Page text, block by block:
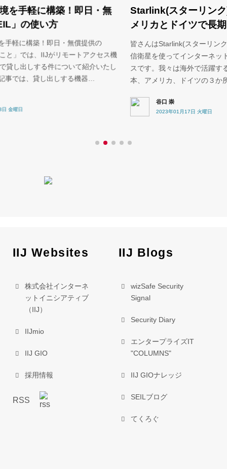
無
ス機
たし
Starlink(スターリンク)の遅延を日本とア
メリカとドイツで長期収集しています
皆さんはStarlink(スターリンク)をご存知でしょうか？通
信衛星を使ってインターネットに繋ぐ事ができるサービ
スです。我々は海外で活躍する技術者の協力も得て、日
本、アメリカ、ドイツの３か所でStar…
IIJ Websites
株式会社インターネ
ット イニシアティブ
（IIJ）
IIJmio
IIJ GIO
採用情報
RSS
IIJ Blogs
wizSafe Security
Signal
Security Diary
エンタープライズIT
"COLUMNS"
IIJ GIOナレッジ
SEILブログ
てくろぐ